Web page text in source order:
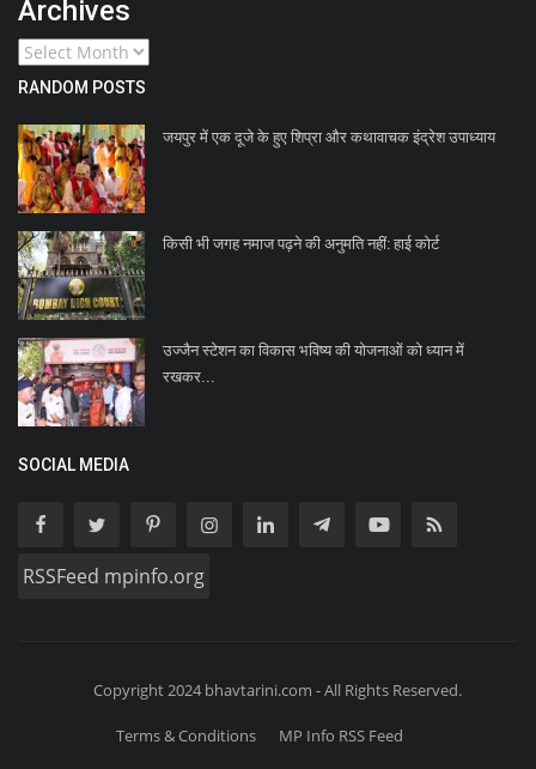
Archives
RANDOM POSTS
जयपुर में एक दूजे के हुए शिप्रा और कथावाचक इंद्रेश उपाध्याय
किसी भी जगह नमाज पढ़ने की अनुमति नहीं: हाई कोर्ट
उज्जैन स्टेशन का विकास भविष्य की योजनाओं को ध्यान में
रखकर...
SOCIAL MEDIA
RSSFeed mpinfo.org
Copyright 2024 bhavtarini.com - All Rights Reserved.
Terms & Conditions MP Info RSS Feed